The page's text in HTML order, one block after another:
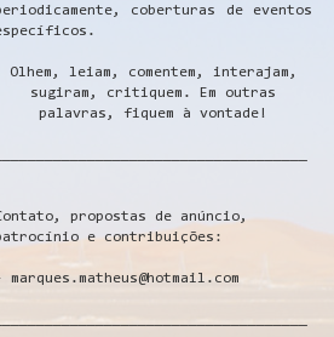
coberturas de eventos
Olhem, leiam, comentem, interajam,
sugiram, critiquem. Em outras
palavras, fiquem à vontade!
propostas de anúncio,
e contribuições:
marques.matheus@hotmail.com